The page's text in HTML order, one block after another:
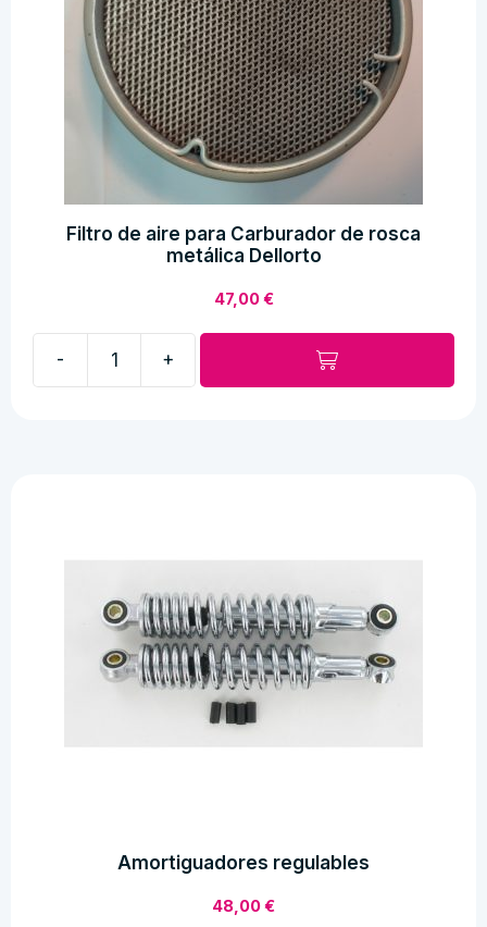
Filtro de aire para Carburador de rosca
metálica Dellorto
47,00€
-
Dellorto
cantidad
+
Amortiguadores regulables
48,00€